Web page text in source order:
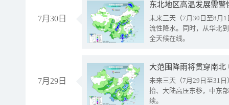
7月30日
东北地区高温发展需
未来三天（7月30日至8月
流性降水。同时，从华北
全天候在线。
7月29日
大范围降雨将贯穿南
未来三天（7月29日至31
抬、大陆高压东移，中东
续。